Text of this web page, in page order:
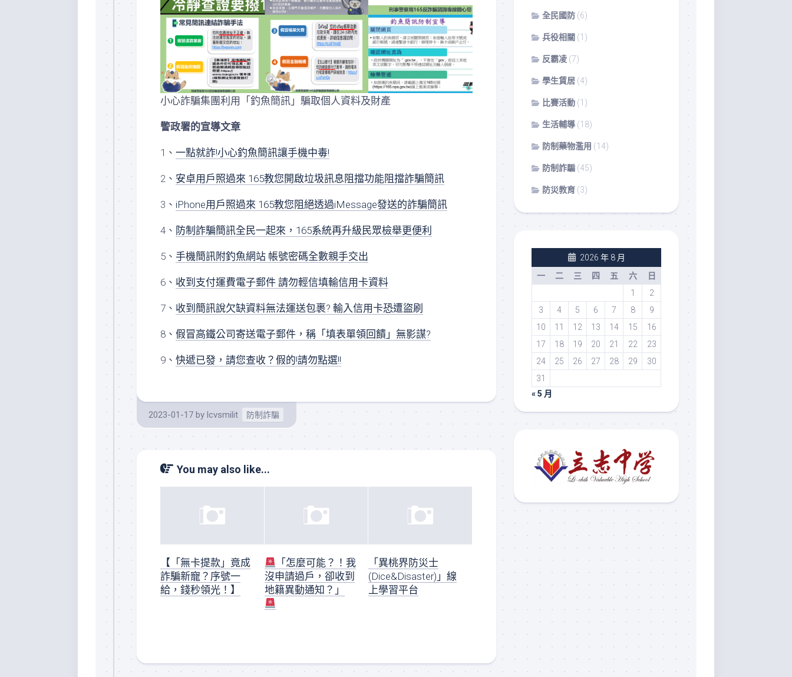
訊
小心詐騙集團利用「釣魚簡訊」騙取個人資料及財產
警政署的宣導文章
1、 一點就詐!小心釣魚簡訊讓手機中毒!
2、 安卓用戶照過來 165教您開啟垃圾訊息阻擋功能阻擋詐騙簡訊
3、 iPhone用戶照過來 165教您阻絕透過iMessage發送的詐騙簡訊
4、 防制詐騙簡訊全民一起來，165系統再升級民眾檢舉更便利
5、 手機簡訊附釣魚網站 帳號密碼全數親手交出
6、 收到支付運費電子郵件 請勿輕信填輸信用卡資料
7、 收到簡訊說欠缺資料無法運送包裹? 輸入信用卡恐遭盜刷
8、 假冒高鐵公司寄送電子郵件，稱「填表單領回饋」無影謀?
9、 快遞已發，請您查收？假的!請勿點選!!
2023-01-17 by lcvsmilit 防制詐騙
You may also like...
【「無卡提款」竟成
詐騙新寵？序號一
給，錢秒領光！】
「怎麼可能？！我
沒申請過戶，卻收到
地籍異動通知？」
「異桃界防災士
(Dice&Disaster)」線
上學習平台
全民國防 (6)
兵役相關 (1)
反霸凌 (7)
學生賃居 (4)
比賽活動 (1)
生活輔導 (18)
防制藥物濫用 (14)
防制詐騙 (45)
防災教育 (3)
2026 年 8 月
一
二 三 四 五 六
日
1
2
3
4 5 6 7 8
9
10
11 12 13 14 15
16
17
18 19 20 21 22
23
24
25 26 27 28 29
30
31
« 5 月